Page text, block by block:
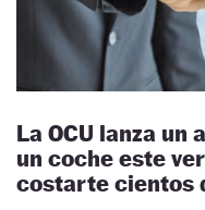
La OCU lanza un
un coche este
costarte cientos